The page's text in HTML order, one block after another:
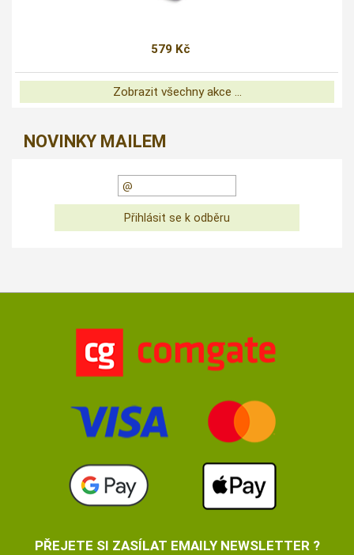
579 Kč
Zobrazit všechny akce ...
NOVINKY MAILEM
PŘEJETE SI ZASÍLAT EMAILY NEWSLETTER ?